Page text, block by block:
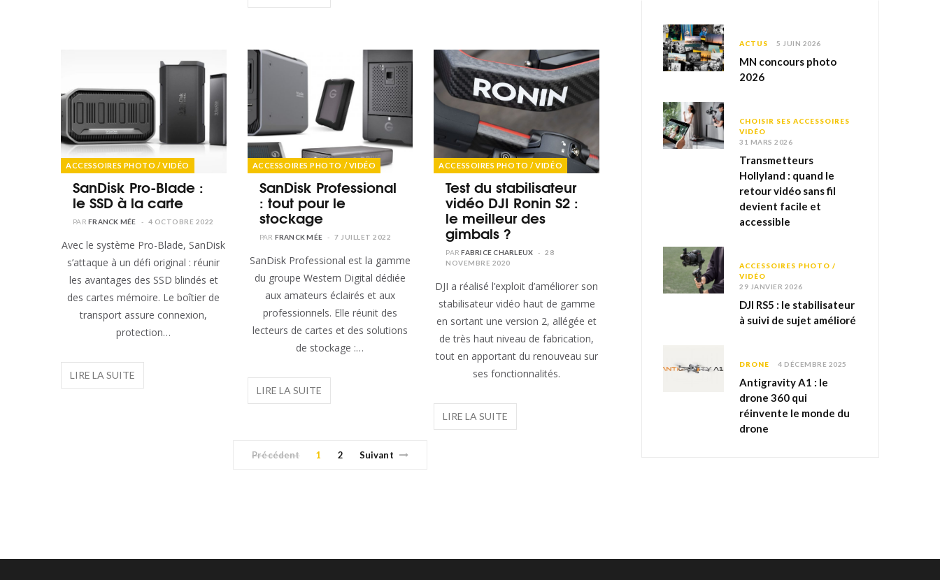
ACCESSOIRES PHOTO / VIDÉO
SanDisk Pro-Blade :
le SSD à la carte
FRANCK MÉE 4 OCTOBRE 2022
Avec le système Pro-Blade, SanDisk
s’attaque à un défi original : réunir
les avantages des SSD blindés et
des cartes mémoire. Le boîtier de
transport assure connexion,
protection…
ACCESSOIRES PHOTO / VIDÉO
SanDisk Professional
: tout pour le
stockage
FRANCK MÉE 7 JUILLET 2022
SanDisk Professional est la gamme
du groupe Western Digital dédiée
aux amateurs éclairés et aux
professionnels. Elle réunit des
lecteurs de cartes et des solutions
de stockage :…
ACCESSOIRES PHOTO / VIDÉO
Test du stabilisateur
vidéo DJI Ronin S2 :
le meilleur des
gimbals ?
FABRICE CHARLEUX
28
NOVEMBRE 2020
DJI a réalisé l’exploit d’améliorer son
stabilisateur vidéo haut de gamme
en sortant une version 2, allégée et
de très haut niveau de fabrication,
tout en apportant du renouveau sur
ses fonctionnalités.
Précédent 1 2 Suivant
ACTUS 5 JUIN 2026
MN concours photo
2026
CHOISIR SES ACCESSOIRES
VIDÉO
31 MARS 2026
Transmetteurs
Hollyland : quand le
retour vidéo sans fil
devient facile et
accessible
ACCESSOIRES PHOTO /
VIDÉO
29 JANVIER 2026
DJI RS5 : le stabilisateur
à suivi de sujet amélioré
DRONE 4 DÉCEMBRE 2025
Antigravity A1 : le
drone 360 qui
réinvente le monde du
drone